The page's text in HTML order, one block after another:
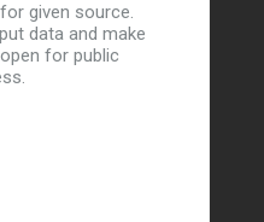
given source.
data and make
for public